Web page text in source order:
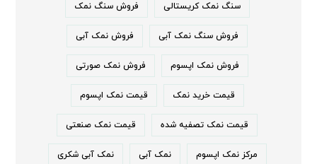
سنگ نمک کریستالی فروش سنگ نمک
فروش سنگ نمک آبی فروش نمک آبی
فروش نمک اپسوم فروش نمک صورتی
قیمت خرید نمک قیمت نمک اپسوم
قیمت نمک تصفیه شده قیمت نمک صنعتی
مرکز نمک اپسوم نمک آبی نمک آبی شکری